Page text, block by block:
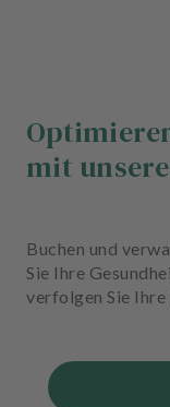
mit
Buchen und
Sie Ihre
verfolgen Sie